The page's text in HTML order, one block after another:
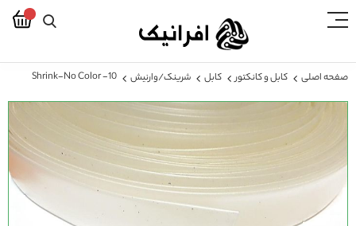
صفحه اصلی کابل و کانکتور کابل شرینک/وارنیش
Shrink-No Color -10
رفتن
تصاویر